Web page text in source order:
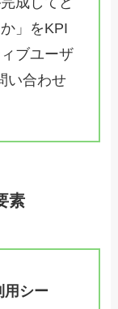
」をKPI
ブユーザ
い合わせ
素
シー